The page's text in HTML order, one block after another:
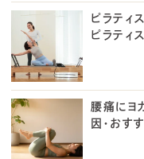
ピラティ
ピラティ
腰痛にヨ
因・おす